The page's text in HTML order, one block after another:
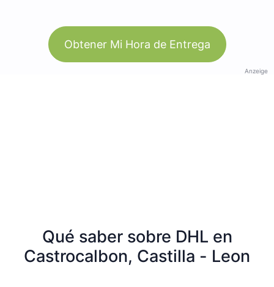
Obtener Mi Hora de Entrega
Anzeige
Qué saber sobre DHL en
Castrocalbon, Castilla - Leon